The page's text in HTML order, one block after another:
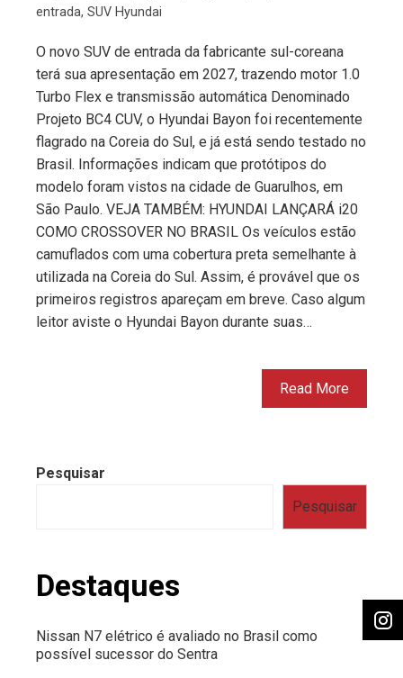
entrada, SUV Hyundai
O novo SUV de entrada da fabricante sul-coreana
terá sua apresentação em 2027, trazendo motor 1.0
Turbo Flex e transmissão automática Denominado
Projeto BC4 CUV, o Hyundai Bayon foi recentemente
flagrado na Coreia do Sul, e já está sendo testado no
Brasil. Informações indicam que protótipos do
modelo foram vistos na cidade de Guarulhos, em
São Paulo. VEJA TAMBÉM: HYUNDAI LANÇARÁ i20
COMO CROSSOVER NO BRASIL Os veículos estão
camuflados com uma cobertura preta semelhante à
utilizada na Coreia do Sul. Assim, é provável que os
primeiros registros apareçam em breve. Caso algum
leitor aviste o Hyundai Bayon durante suas…
Read More
Pesquisar
Pesquisar
Destaques
Nissan N7 elétrico é avaliado no Brasil como
possível sucessor do Sentra